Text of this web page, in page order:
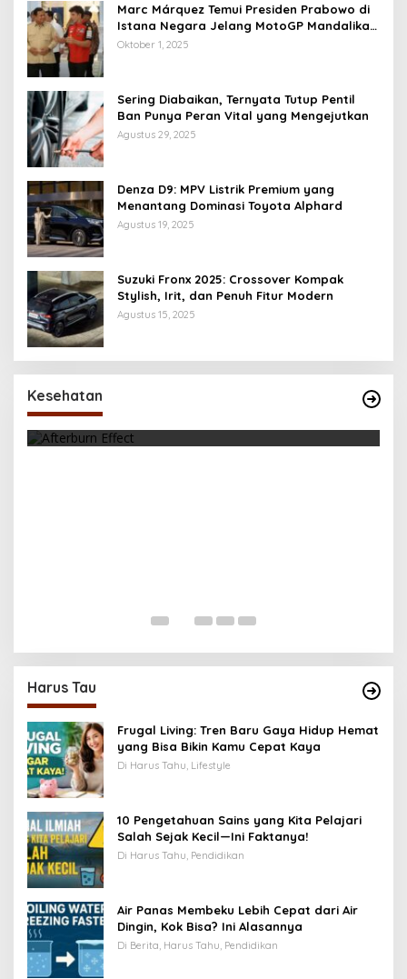
Marc Márquez Temui Presiden Prabowo di
Istana Negara Jelang MotoGP Mandalika
2025
Oktober 1, 2025
Sering Diabaikan, Ternyata Tutup Pentil
Ban Punya Peran Vital yang Mengejutkan
Agustus 29, 2025
Denza D9: MPV Listrik Premium yang
Menantang Dominasi Toyota Alphard
Agustus 19, 2025
Suzuki Fronx 2025: Crossover Kompak
Stylish, Irit, dan Penuh Fitur Modern
Agustus 15, 2025
Kesehatan
Harus Tau
Frugal Living: Tren Baru Gaya Hidup Hemat
yang Bisa Bikin Kamu Cepat Kaya
Di Harus Tahu, Lifestyle
10 Pengetahuan Sains yang Kita Pelajari
Salah Sejak Kecil—Ini Faktanya!
Di Harus Tahu, Pendidikan
Air Panas Membeku Lebih Cepat dari Air
Dingin, Kok Bisa? Ini Alasannya
Di Berita, Harus Tahu, Pendidikan